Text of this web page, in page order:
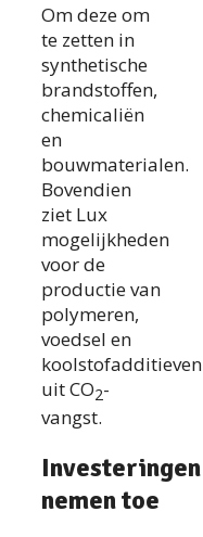
Om deze om
te zetten in
synthetische
brandstoffen,
chemicaliën
en
bouwmaterialen.
Bovendien
ziet Lux
mogelijkheden
voor de
productie van
polymeren,
voedsel en
koolstofadditieven
uit CO2-
vangst.
Investeringen
nemen toe